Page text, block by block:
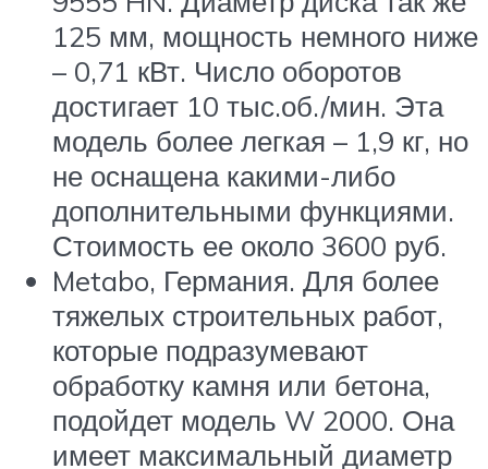
125 мм, мощность немного ниже
– 0,71 кВт. Число оборотов
достигает 10 тыс.об./мин. Эта
модель более легкая – 1,9 кг, но
не оснащена какими-либо
дополнительными функциями.
Стоимость ее около 3600 руб.
Metabo, Германия. Для более
тяжелых строительных работ,
которые подразумевают
обработку камня или бетона,
подойдет модель W 2000. Она
имеет максимальный диаметр